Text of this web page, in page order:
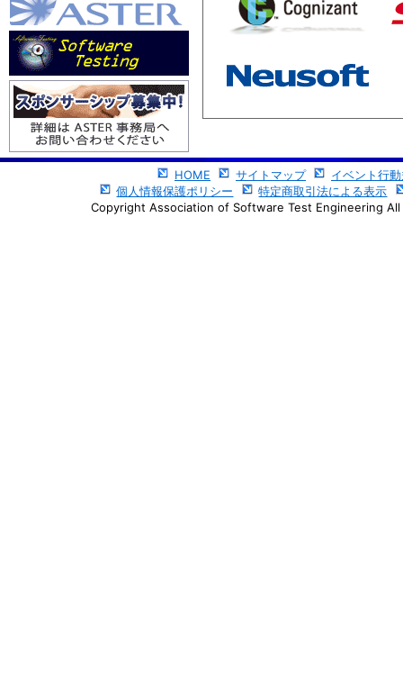
HOME サイトマップ
イベント行
個人情報保護ポリシー
特定商取引法による表示
Copyright Association of Software Test Engineering